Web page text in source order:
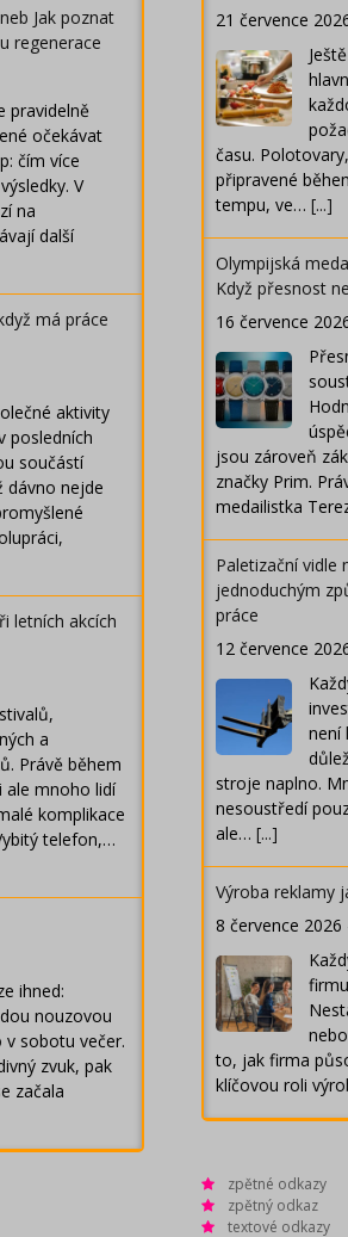
Jak poznat
regenerace
pravidelně
očekávat
čím více
V
na
další
má práce
aktivity
posledních
součástí
dávno nejde
letních akcích
a
Právě během
ale mnoho lidí
komplikace
telefon,…
ihned:
nouzovou
v sobotu večer.
zvuk, pak
začala
21 července
času.
připravené
tempu, ve… [...]
Olympijská
Když přesnost
16 července
jsou zároveň
značky Prim.
medailistka
Paletizační vidle
jednoduchým
práce
12 července
není
stroje naplno.
nesoustředí
ale… [...]
Výroba reklamy
8 července 2026
to, jak firma
klíčovou roli
zpětné odkazy
zpětný odkaz
textové odkazy